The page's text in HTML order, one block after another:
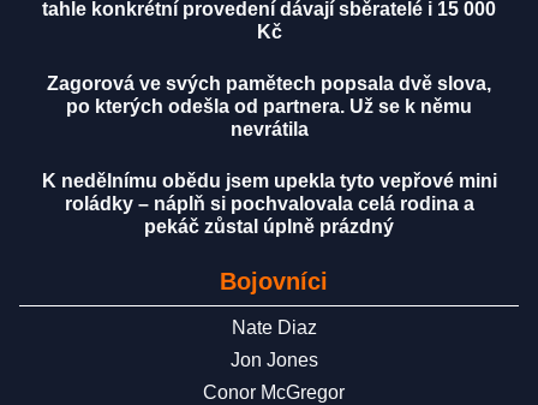
tahle konkrétní provedení dávají sběratelé i 15 000
Kč
Zagorová ve svých pamětech popsala dvě slova,
po kterých odešla od partnera. Už se k němu
nevrátila
K nedělnímu obědu jsem upekla tyto vepřové mini
roládky – náplň si pochvalovala celá rodina a
pekáč zůstal úplně prázdný
Bojovníci
Nate Diaz
Jon Jones
Conor McGregor